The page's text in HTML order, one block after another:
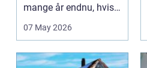
mange år endnu, hvis
de fik den r...
07 May 2026